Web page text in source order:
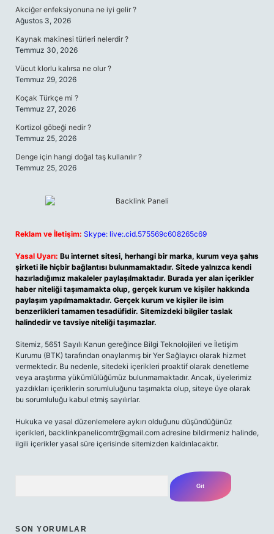
Akciğer enfeksiyonuna ne iyi gelir ?
Ağustos 3, 2026
Kaynak makinesi türleri nelerdir ?
Temmuz 30, 2026
Vücut klorlu kalırsa ne olur ?
Temmuz 29, 2026
Koçak Türkçe mi ?
Temmuz 27, 2026
Kortizol göbeği nedir ?
Temmuz 25, 2026
Denge için hangi doğal taş kullanılır ?
Temmuz 25, 2026
Reklam ve İletişim: Skype: live:.cid.575569c608265c69
Yasal Uyarı: Bu internet sitesi, herhangi bir marka, kurum veya şahıs
şirketi ile hiçbir bağlantısı bulunmamaktadır. Sitede yalnızca kendi
hazırladığımız makaleler paylaşılmaktadır. Burada yer alan içerikler
haber niteliği taşımamakta olup, gerçek kurum ve kişiler hakkında
paylaşım yapılmamaktadır. Gerçek kurum ve kişiler ile isim
benzerlikleri tamamen tesadüfidir. Sitemizdeki bilgiler taslak
halindedir ve tavsiye niteliği taşımazlar.
Sitemiz, 5651 Sayılı Kanun gereğince Bilgi Teknolojileri ve İletişim
Kurumu (BTK) tarafından onaylanmış bir Yer Sağlayıcı olarak hizmet
vermektedir. Bu nedenle, sitedeki içerikleri proaktif olarak denetleme
veya araştırma yükümlülüğümüz bulunmamaktadır. Ancak, üyelerimiz
yazdıkları içeriklerin sorumluluğunu taşımakta olup, siteye üye olarak
bu sorumluluğu kabul etmiş sayılırlar.
Hukuka ve yasal düzenlemelere aykırı olduğunu düşündüğünüz
içerikleri, backlinkpanelicomtr@gmail.com adresine bildirmeniz halinde,
ilgili içerikler yasal süre içerisinde sitemizden kaldırılacaktır.
SON YORUMLAR